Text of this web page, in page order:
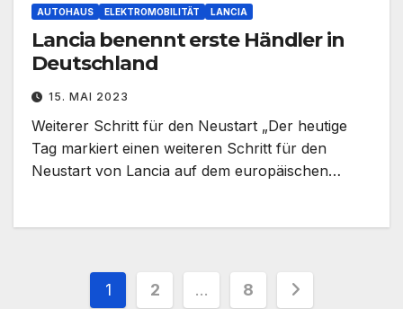
AUTOHAUS ELEKTROMOBILITÄT LANCIA
Lancia benennt erste Händler in
Deutschland
15. MAI 2023
Weiterer Schritt für den Neustart „Der heutige
Tag markiert einen weiteren Schritt für den
Neustart von Lancia auf dem europäischen…
Seitennummerierung
1 2 … 8